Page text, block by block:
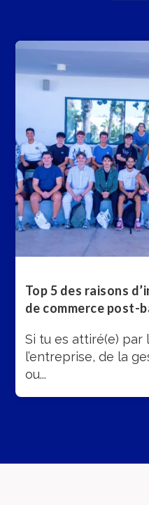
Top 5 des raisons
de commerce post-
Si tu es attiré(e) par
l’entreprise, de la
ou...